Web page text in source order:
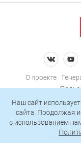
О проекте
Наш сайт
сайта. Продолжая
c использованием